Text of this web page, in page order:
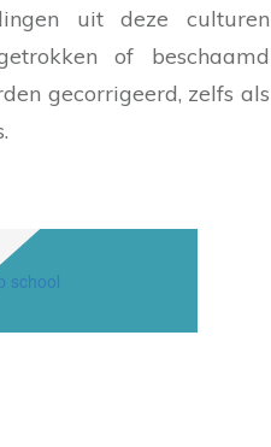
uit deze culturen
of beschaamd
gecorrigeerd, zelfs als